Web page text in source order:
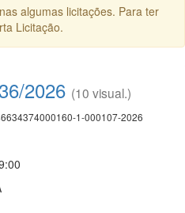
algumas licitações. Para ter
Licitação.
2026 (10 visual.)
1-000107-2026